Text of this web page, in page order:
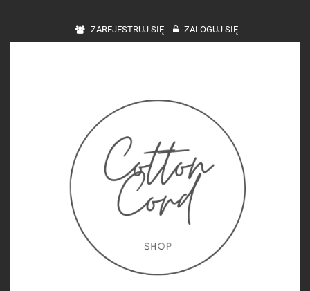
ZAREJESTRUJ SIĘ ZALOGUJ SIĘ